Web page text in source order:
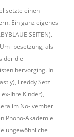
setzte einen
Ein ganz eigenes
SEITEN).
besetzung, als
der die
hervorging. In
Freddy Setz
Ihre Kinder),
im No- vember
Phono-Akademie
ungewöhnliche